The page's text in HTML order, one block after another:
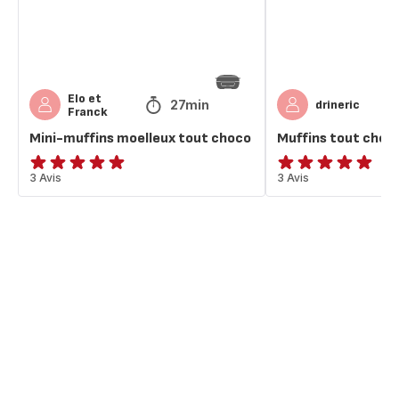
Elo et
Franck
27min
Mini-muffins moelleux tout choco
Avis
5
3 Avis
drineric
Muffins tout
Avis
5
3 Avis